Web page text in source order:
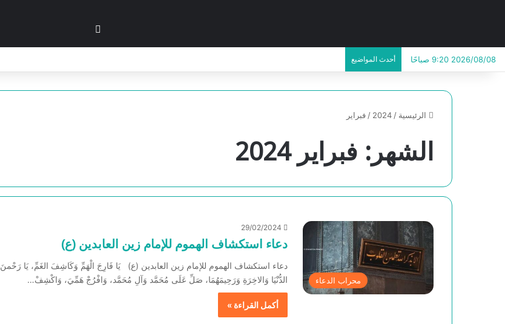
2026/08/08 9:20 صباحًا أحدث المواضيع
الرئيسية /
2024
/ فبراير
الشهر: فبراير 2024
محراب الدعاء
29/02/2024
دعاء استكشاف الهموم للإمام زين العابدين (ع)
دعاء استكشاف الهموم للإمام زين العابدين (ع) يَا فَارِجَ الْهَمِّ وَكَاشِفَ الغَمِّ، يَا رَحْمنَ
الدُّنْيَا وَالاخِرَةِ وَرَحِيمَهُمَا، صَلِّ عَلَى مُحَمَّد وَآلِ مُحَمَّد، وَافْرُجْ هَمِّيَ، وَاكْشِفْ…
أكمل القراءة »